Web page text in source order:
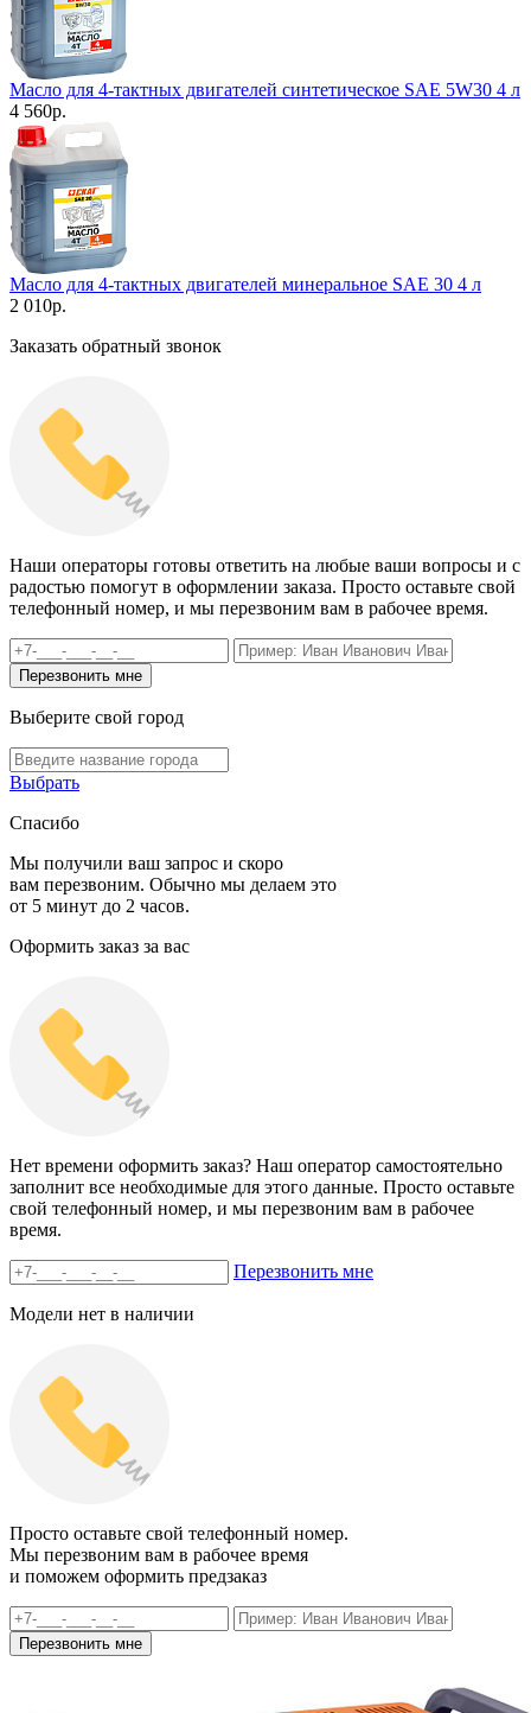
Масло для 4-тактных двигателей синтетическое SAE 5W30 4 л
4 560р.
Масло для 4-тактных двигателей минеральное SAE 30 4 л
2 010р.
Заказать обратный звонок
Наши операторы готовы ответить на любые ваши вопросы и с
радостью помогут в оформлении заказа. Просто оставьте свой
телефонный номер, и мы перезвоним вам в рабочее время.
Выберите свой город
Выбрать
Спасибо
Мы получили ваш запрос и скоро
вам перезвоним. Обычно мы делаем это
от 5 минут до 2 часов.
Оформить заказ за вас
Нет времени оформить заказ? Наш оператор самостоятельно
заполнит все необходимые для этого данные. Просто оставьте
свой телефонный номер, и мы перезвоним вам в рабочее
время.
Перезвонить мне
Модели нет в наличии
Просто оставьте свой телефонный номер.
Мы перезвоним вам в рабочее время
и поможем оформить предзаказ